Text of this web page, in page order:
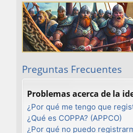
rá
pi
do
Preguntas Frecuentes
Problemas acerca de la
¿Por qué me tengo que
¿Qué es COPPA? (APPCO)
¿Por qué no puedo